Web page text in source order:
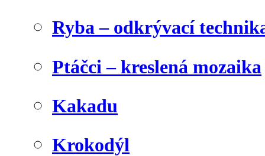
Ryba – odkrývací
Ptáčci – kreslená mozaika
Kakadu
Krokodýl